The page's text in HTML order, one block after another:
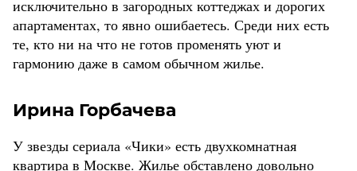
исключительно в загородных коттеджах и дорогих
апартаментах, то явно ошибаетесь. Среди них есть
те, кто ни на что не готов променять уют и
гармонию даже в самом обычном жилье.
Ирина Горбачева
У звезды сериала «Чики» есть двухкомнатная
квартира в Москве. Жилье обставлено довольно